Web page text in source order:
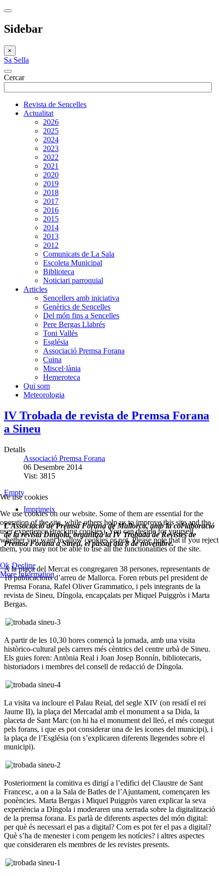
Sidebar
×
Sa Sella
Cercar
Revista de Sencelles
Actualitat
2026
2025
2024
2023
2022
2021
2020
2019
2018
2017
2016
2015
2014
2013
2012
Comunicats de La Sala
Escoleta Municipal
Biblioteca
Noticiari parroquial
Articles
Sencellers amb iniciativa
Genèrics de Sencelles
Del món fins a Sencelles
Pere Bergas Llabrés
Toni Vallès
Església
Associació Premsa Forana
Cuina
Miscel·lània
Hemeroteca
Qui som
Meteorologia
IV Trobada de revista de Premsa Forana
a Sineu
Detalls
Associació Premsa Forana
06 Desembre 2014
Vist: 3815
Empty
Imprimeix
L’Associació de Premsa Forana de Mallorca, amb la col·laboració
de la revista Díngola, organitzà la IV Trobada de Revistes de
Premsa Forana a Sineu, el passat dia 8 de novembre.
A la plaça del Mercat es congregaren 38 persones, representants de
18 publicacions d’arreu de Mallorca. Foren rebuts pel president de
Premsa Forana, Rafel Oliver Grammatico, i pels integrants de la
revista de Sineu, Díngola, encapçalats per Miquel Puiggròs i Marta
Bergas.
A partir de les 10,30 hores començà la jornada, amb una visita
històrico-cultural pels carrers més cèntrics del centre urbà de Sineu.
Els guies foren: Antònia Real i Joan Josep Bonnín, bibliotecaris,
historiadors i membres del consell de redacció de Díngola.
La visita va incloure el Palau Reial, del segle XIV (on residí el rei
Jaume II), la plaça del Mercadal amb el monument a sa Dida, la
placeta de Sant Marc (on hi ha el monument del lleó, el més conegut
pels forans, i que es pot considerar una de les icones del municipi), i
la plaça de l’Església (on s’explicaren diferents llegendes sobre el
municipi).
Posteriorment la comitiva es dirigí a l’edifici del Claustre de Sant
Francesc, a on a la Sala de Batles de l’Ajuntament, començaren les
ponències. Marta Bergas i Miquel Puiggròs varen explicar la seva
experiència a Díngola i moderaren una xerrada sobre la digitalització
de la premsa forana. Es parlà de diferents aspectes del món digital:
per què és necessari el pas a digital? Com es pot fer el pas a digital?
Què s’ha de menester i com pengem les notícies? i altres aspectes
que consideraren els membres de les revistes presents.
We use cookies
We use cookies on our website. Some of them are essential for the
operation of the site, while others help us to improve this site and the
user experience (tracking cookies). You can decide for yourself
whether you want to allow cookies or not. Please note that if you reject
them, you may not be able to use all the functionalities of the site.
Ok Decline
More information